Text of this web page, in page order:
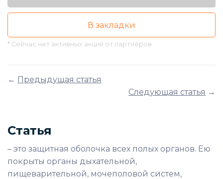
В закладки
* Сейчас нет активных акций от партнёров
← Предыдущая статья
Следующая статья →
Статья
– это защитная оболочка всех полых органов. Ею
покрыты органы дыхательной,
пищеварительной, мочеполовой систем,